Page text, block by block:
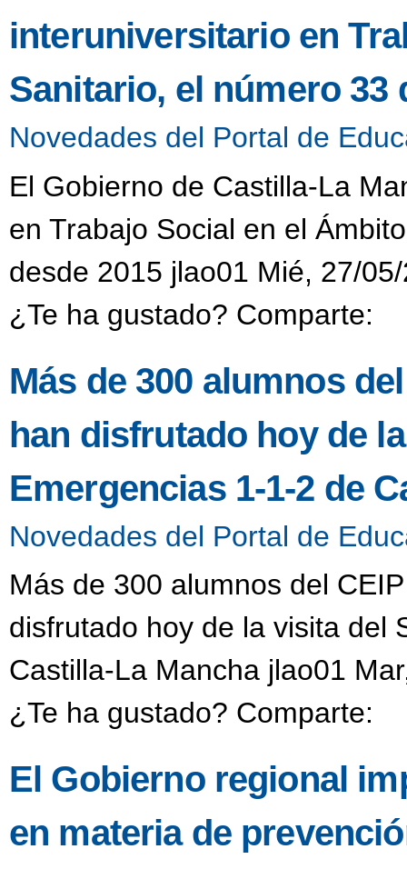
interuniversitario en
Sanitario, el número 33
Novedades del Portal de
El Gobierno de Castilla-La
en Trabajo Social en el
desde 2015 jlao01 Mié, 27/
¿Te ha gustado? Comparte:
Más de 300 alumnos
han disfrutado hoy de
Emergencias 1-1-2 de
Novedades del Portal de
Más de 300 alumnos del
disfrutado hoy de la visita del
Castilla-La Mancha jlao01
¿Te ha gustado? Comparte:
El Gobierno regional
en materia de